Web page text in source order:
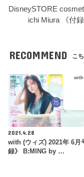
DisneySTORE
ichi Miura 《付
RECOMMEND こ
with
2021.4.28
with (ウィズ) 2021年 6月
録》 B:MING by …